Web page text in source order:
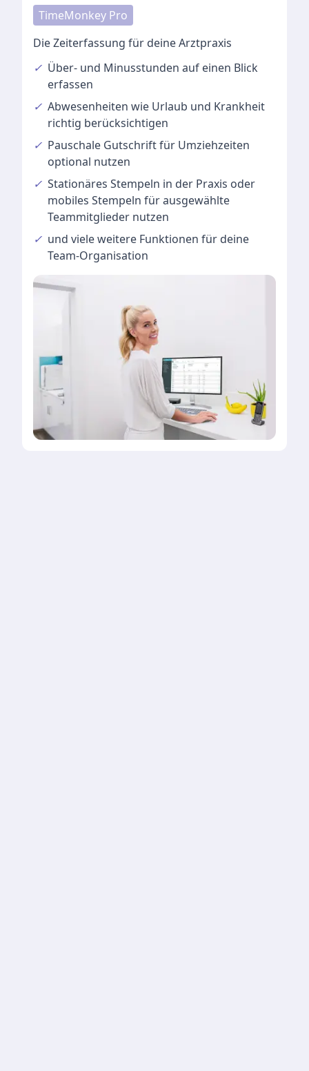
TimeMonkey Pro
Die Zeiterfassung für deine Arztpraxis
✓ Über- und Minusstunden auf einen Blick
erfassen
✓ Abwesenheiten wie Urlaub und Krankheit
richtig berücksichtigen
✓ Pauschale Gutschriftfür Umziehzeiten
optional nutzen
✓ Stationäres Stempeln in der Praxis oder
mobiles Stempeln für ausgewählte
Teammitglieder nutzen
✓ und vieleweitere Funktionen für deine
Team-Organisation